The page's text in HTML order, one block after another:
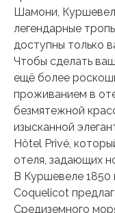
Шамони,
легендарные
доступны только
Чтобы сделать
ещё более
проживанием в
безмятежной
изысканной
Hôtel Privé,
отеля, задающих
В Куршевеле 1850
Coquelicot
Средиземного